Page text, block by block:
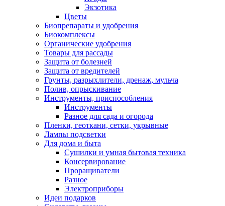
Экзотика
Цветы
Биопрепараты и удобрения
Биокомплексы
Органические удобрения
Товары для рассады
Защита от болезней
Защита от вредителей
Грунты, разрыхлители, дренаж, мульча
Полив, опрыскивание
Инструменты, приспособления
Инструменты
Разное для сада и огорода
Пленки, геоткани, сетки, укрывные
Лампы подсветки
Для дома и быта
Сушилки и умная бытовая техника
Консервирование
Проращиватели
Разное
Электроприборы
Идеи подарков